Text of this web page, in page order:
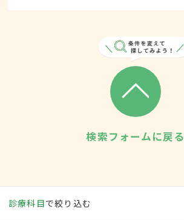
検索フォームに戻る
診療科目で絞り込む